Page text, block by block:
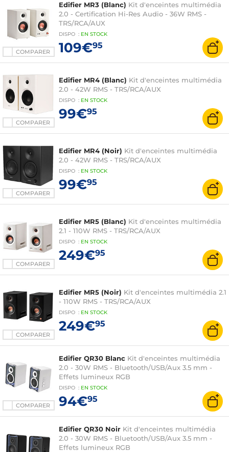
COMPARER
Edifier MR3 (Blanc) Kit d'enceintes multimédia
2.0 - Certification Hi-Res Audio - 36W RMS -
TRS/RCA/AUX
DISPO : EN STOCK
109€95
COMPARER
Edifier MR4 (Blanc) Kit d'enceintes multimédia
2.0 - 42W RMS - TRS/RCA/AUX
DISPO : EN STOCK
99€95
COMPARER
Edifier MR4 (Noir) Kit d'enceintes multimédia
2.0 - 42W RMS - TRS/RCA/AUX
DISPO : EN STOCK
99€95
COMPARER
Edifier MR5 (Blanc) Kit d'enceintes multimédia
2.1 - 110W RMS - TRS/RCA/AUX
DISPO : EN STOCK
249€95
COMPARER
Edifier MR5 (Noir) Kit d'enceintes multimédia 2.1
- 110W RMS - TRS/RCA/AUX
DISPO : EN STOCK
249€95
COMPARER
Edifier QR30 Blanc Kit d'enceintes multimédia
2.0 - 30W RMS - Bluetooth/USB/Aux 3.5 mm -
Effets lumineux RGB
DISPO : EN STOCK
94€95
Edifier QR30 Noir Kit d'enceintes multimédia
2.0 - 30W RMS - Bluetooth/USB/Aux 3.5 mm -
Effets lumineux RGB